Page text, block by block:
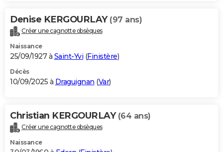
Denise KERGOURLAY (97 ans)
Créer une cagnotte obsèques
Naissance
25/09/1927 à Saint-Yvi (Finistère)
Décès
10/09/2025 à Draguignan (Var)
Christian KERGOURLAY (64 ans)
Créer une cagnotte obsèques
Naissance